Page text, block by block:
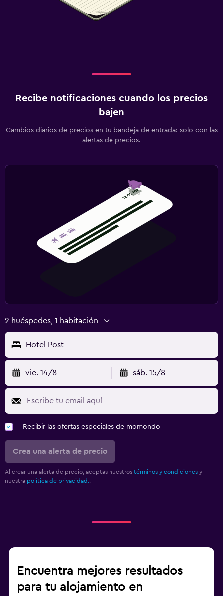
Recibe notificaciones cuando los precios
bajen
Cambios diarios de precios en tu bandeja de entrada: solo con las
alertas de precios.
2 huéspedes, 1 habitación
Hotel Post
vie. 14/8 sáb. 15/8
Recibir las ofertas especiales de momondo
Crea una alerta de precio
Al crear una alerta de precio, aceptas nuestros términos y condiciones y
nuestra política de privacidad.
Encuentra mejores resultados
para tu alojamiento en